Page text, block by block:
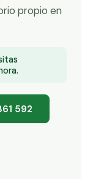
propio en
592